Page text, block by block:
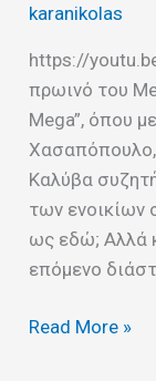
karanikolas
https://
πρωινό του
Mega”, όπου
Χασαπόπουλο,
Καλύβα
των
ως εδώ; Αλλά
επόμενο
Read More »